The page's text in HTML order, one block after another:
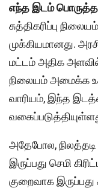
எந்த இடம்
சுத்திகரிப்பு
முக்கியமானது.
மட்டம் அதிக அளவில்
நிலையம் அமைக்க
வாரியம், இந்த
அதேபோல,
இருப்பது செமி
குறைவாக இருப்பது